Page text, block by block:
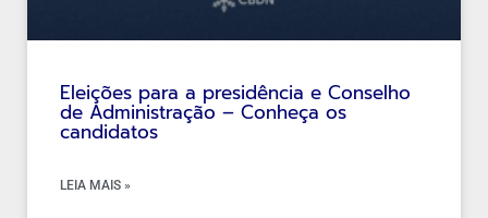
Eleições para a presidência e Conselho
de Administração – Conheça os
candidatos
LEIA MAIS »